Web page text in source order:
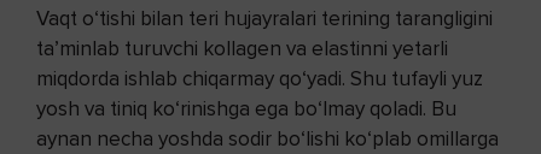
Vaqt o‘tishi bilan teri hujayralari terining tarangligini
ta’minlab turuvchi kollagen va elastinni yetarli
miqdorda ishlab chiqarmay qo‘yadi. Shu tufayli yuz
yosh va tiniq ko‘rinishga ega bo‘lmay qoladi. Bu
aynan necha yoshda sodir bo‘lishi ko‘plab omillarga